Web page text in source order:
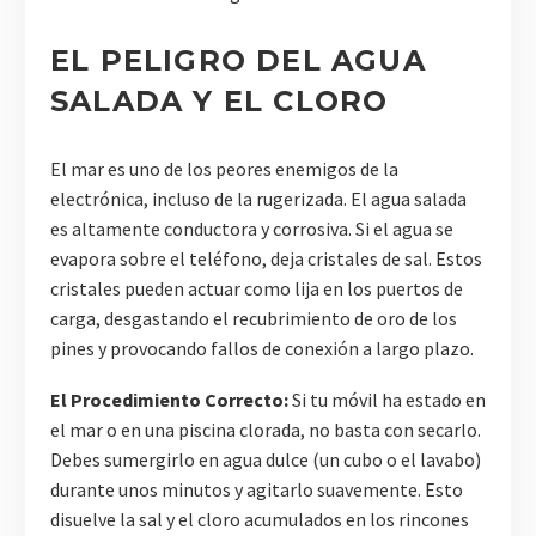
EL PELIGRO DEL AGUA
SALADA Y EL CLORO
El mar es uno de los peores enemigos de la
electrónica, incluso de la rugerizada. El agua salada
es altamente conductora y corrosiva. Si el agua se
evapora sobre el teléfono, deja cristales de sal. Estos
cristales pueden actuar como lija en los puertos de
carga, desgastando el recubrimiento de oro de los
pines y provocando fallos de conexión a largo plazo.
El Procedimiento Correcto:Si tu móvil ha estado en
el mar o en una piscina clorada, no basta con secarlo.
Debes sumergirlo en agua dulce (un cubo o el lavabo)
durante unos minutos y agitarlo suavemente. Esto
disuelve la sal y el cloro acumulados en los rincones